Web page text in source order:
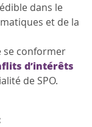
dans le
et de la
se conformer
d’intérêts
de SPO.